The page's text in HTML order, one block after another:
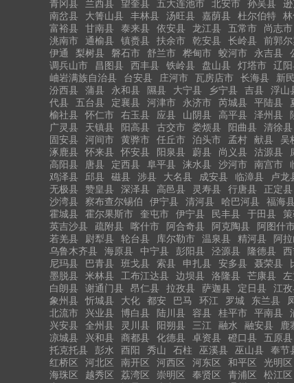
青冈县
兰西县 望奎县 五大连池市 北安市 孙吴县
南岔县
大箐山县 丰林县 汤旺县 嘉荫县 杜尔伯特
富裕县
甘南县 泰来县 依安县 龙江县 五常市 尚志市
洮南市
通榆县 镇赉县 扶余市 乾安县 长岭县 前郭
伊通
梨树县 磐石市 舒兰市 桦甸市 蛟河市 永吉县
调兵山市
昌图县 西丰县 铁岭县 盘山县 灯塔市 辽
岫岩满族自治县
台安县 庄河市 瓦房店市 长海县 新
汾西县
蒲县 永和县 隰县 大宁县 乡宁县 吉县 浮山
代县
五台县 定襄县 河津市 永济市 芮城县 平陆县
榆社县
怀仁市 右玉县 应县 山阴县 高平县 泽州县
广灵县
天镇县 阳高县 古交市 娄烦县 阳曲县 清徐县
固安县
河间市 黄骅市 任丘市 泊头市 孟村 献县 吴
涿鹿县
怀来县 怀安县 阳泉县 蔚县 尚义县 沽源县
高阳县
唐县 定西县 阜平县 涞水县 沙河市 南宫市
鸡泽县
邱县 磁县 涉县 大名县 成安县 临漳县 卢龙
无极县
赞皇县 深泽县 高邑县 灵寿县 行唐县 正定县
沙湾县
察布查尔锡伯 伊宁县 清河县 哈巴河县 福海
霍城县
霍尔果斯市 奎屯市 伊宁县 民丰县 于田县
英吉沙县
疏附县 喀什市 阿合奇县 阿克陶县 阿图什市
若羌县
尉犁县 轮台县 库尔勒市 温泉县 精河县 阿
乌鲁木齐县
海原县 中宁县 彭阳县 泾源县 隆德县
尼玛县
巴青县 班戈县 索县 申扎县 安多县 聂荣县
墨脱县
米林县 工布江达县 边坝县 洛隆县 芒康县
白朗县
谢通门县 昂仁县 拉孜县 萨迦县 定日县 江
象州县
忻城县 大化 都安 巴马 环江 罗城 东兰县
北流市
兴业县 博白县 陆川县 容县 桂平市 平南县
兴安县
全州县 灵川县 阳朔县 三江 融水 融安县 鹿
凉城县
兴和县 商都县 化德县 卓资县 磴口县 五原县
托克托县
彭水 酉阳 秀山 石柱 巫溪县 巫山县 奉节
红桥区
河北区 南开区 河西区 河东区 和平区 光明区
海珠区
越秀区 荔湾区 崇明区 奉贤区 青浦区 松江区